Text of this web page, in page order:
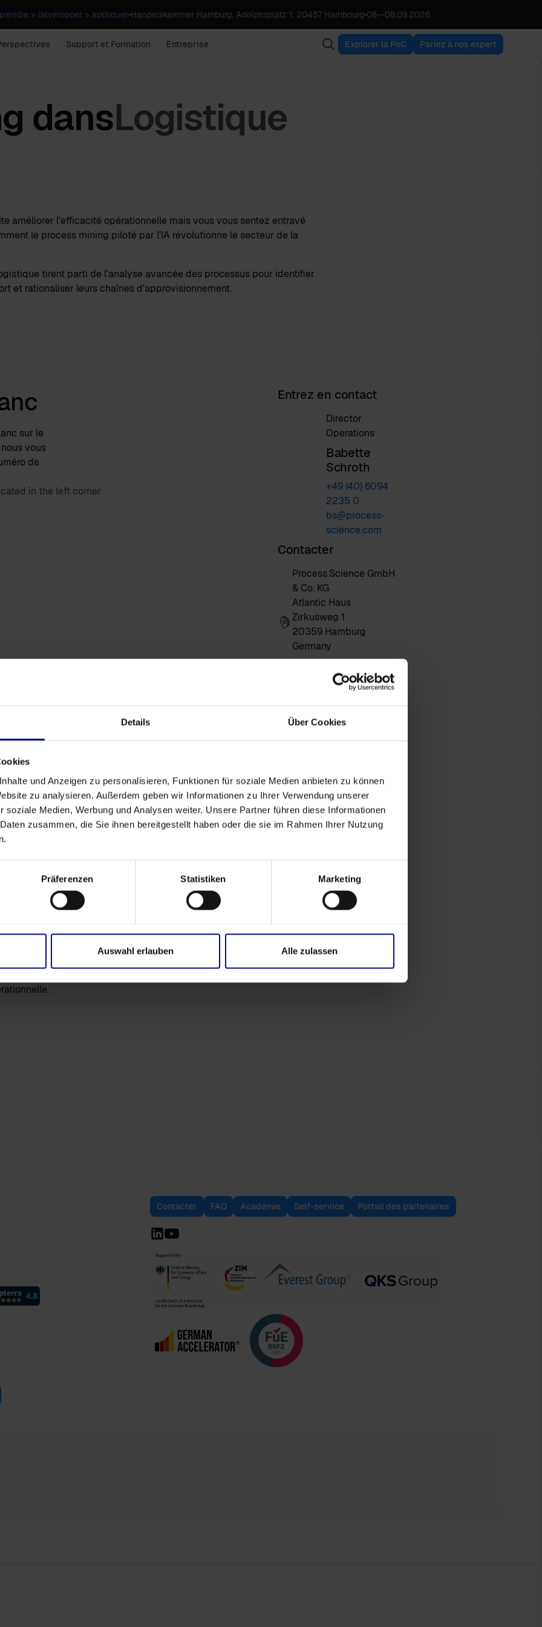
Details Über Cookies
und Anzeigen zu personalisieren, Funktionen für soziale Medien anbieten zu können
zu analysieren. Außerdem geben wir Informationen zu Ihrer Verwendung unserer
soziale Medien, Werbung und Analysen weiter. Unsere Partner führen diese Informationen
zusammen, die Sie ihnen bereitgestellt haben oder die sie im Rahmen Ihrer Nutzung
Präferenzen Statistiken Marketing
Auswahl erlauben Alle zulassen
» développer » appliquer•Handelskammer Hamburg, Adolphsplatz 1, 20457 Hambourg•08—08.09.2026
Support et Formation Entreprise Explorer la PoC Parlez à nos expert
dansLogistique
améliorer l'efficacité opérationnelle mais vous vous sentez entravé
le process mining piloté par l'IA révolutionne le secteur de la
tirent parti de l'analyse avancée des processus pour identifier
et rationaliser leurs chaînes d'approvisionnement.
sur le
vous
de
in the left corner
Entrez en contact
Director
Operations
Babette
Schroth
+49 (40) 6094
2235 0
bs@process-
science.com
Contacter
Process.Science GmbH
& Co. KG
Atlantic Haus
Zirkusweg 1
20359 Hamburg
Germany
les experts en
qui souhaitent:
de travail logistiques
pertinentes et basées
de pointe
comment la
à identifier les points
logistiques de
profitez de la
basée sur les
Contacter FAQ Académie Self-service Portail des partenaires